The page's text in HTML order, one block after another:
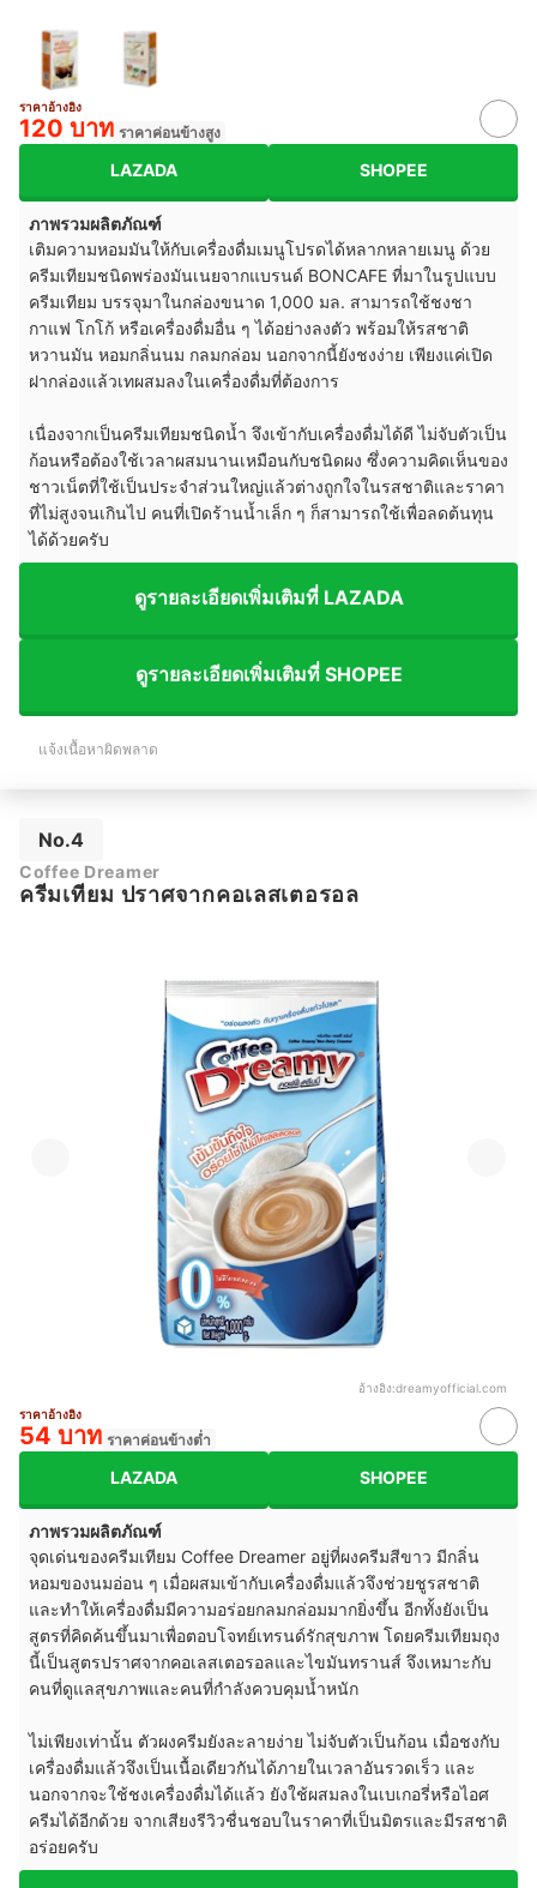
ราคาอ้างอิง
120 บาท ราคาค่อนข้างสูง
LAZADA SHOPEE
ภาพรวมผลิตภัณฑ์
เติมความหอมมันให้กับเครื่องดื่มเมนูโปรดได้หลากหลายเมนู ด้วย
ครีมเทียมชนิดพร่องมันเนยจากแบรนด์ BONCAFE ที่มาในรูปแบบ
ครีมเทียม บรรจุมาในกล่องขนาด 1,000 มล. สามารถใช้ชงชา
กาแฟ โกโก้ หรือเครื่องดื่มอื่น ๆ ได้อย่างลงตัว พร้อมให้รสชาติ
หวานมัน หอมกลิ่นนม กลมกล่อม นอกจากนี้ยังชงง่าย เพียงแค่เปิด
ฝากล่องแล้วเทผสมลงในเครื่องดื่มที่ต้องการ
เนื่องจากเป็นครีมเทียมชนิดน้ำ จึงเข้ากับเครื่องดื่มได้ดี ไม่จับตัวเป็น
ก้อนหรือต้องใช้เวลาผสมนานเหมือนกับชนิดผง ซึ่งความคิดเห็นของ
ชาวเน็ตที่ใช้เป็นประจำส่วนใหญ่แล้วต่างถูกใจในรสชาติและราคา
ที่ไม่สูงจนเกินไป คนที่เปิดร้านน้ำเล็ก ๆ ก็สามารถใช้เพื่อลดต้นทุน
ได้ด้วยครับ
ดูรายละเอียดเพิ่มเติมที่ LAZADA
ดูรายละเอียดเพิ่มเติมที่ SHOPEE
แจ้งเนื้อหาผิดพลาด
No.4
Coffee Dreamer
ครีมเทียม ปราศจากคอเลสเตอรอล
อ้างอิง:dreamyofficial.com
ราคาอ้างอิง
54 บาท ราคาค่อนข้างต่ำ
LAZADA SHOPEE
ภาพรวมผลิตภัณฑ์
จุดเด่นของครีมเทียม Coffee Dreamer อยู่ที่ผงครีมสีขาว มีกลิ่น
หอมของนมอ่อน ๆ เมื่อผสมเข้ากับเครื่องดื่มแล้วจึงช่วยชูรสชาติ
และทำให้เครื่องดื่มมีความอร่อยกลมกล่อมมากยิ่งขึ้น อีกทั้งยังเป็น
สูตรที่คิดค้นขึ้นมาเพื่อตอบโจทย์เทรนด์รักสุขภาพ โดยครีมเทียมถุง
นี้เป็นสูตรปราศจากคอเลสเตอรอลและไขมันทรานส์ จึงเหมาะกับ
คนที่ดูแลสุขภาพและคนที่กำลังควบคุมน้ำหนัก
ไม่เพียงเท่านั้น ตัวผงครีมยังละลายง่าย ไม่จับตัวเป็นก้อน เมื่อชงกับ
เครื่องดื่มแล้วจึงเป็นเนื้อเดียวกันได้ภายในเวลาอันรวดเร็ว และ
นอกจากจะใช้ชงเครื่องดื่มได้แล้ว ยังใช้ผสมลงในเบเกอรี่หรือไอศ
ครีมได้อีกด้วย จากเสียงรีวิวชื่นชอบในราคาที่เป็นมิตรและมีรสชาติ
อร่อยครับ